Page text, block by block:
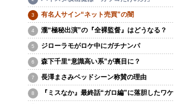
有名人サイン“ネット売買”の闇
瀧“極秘出演”の『全裸監督』はどうなる？
ジローラモがロケ中にガチナンパ
森下千里“意識高い系”が裏目に？
長澤まさみベッドシーン称賛の理由
『ミスなか』最終話“ガロ編”に落胆したワケ